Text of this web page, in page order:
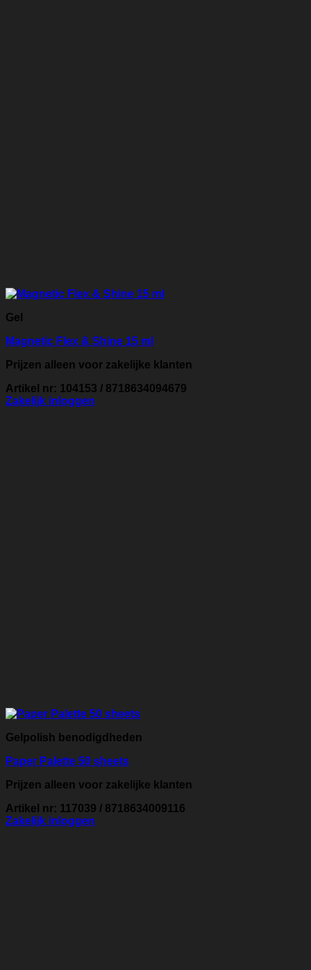
Gel
Magnetic Flex & Shine 15 ml
Prijzen alleen voor zakelijke klanten
Artikel nr: 104153 / 8718634094679
Zakelijk inloggen
Gelpolish benodigdheden
Paper Palette 50 sheets
Prijzen alleen voor zakelijke klanten
Artikel nr: 117039 / 8718634009116
Zakelijk inloggen